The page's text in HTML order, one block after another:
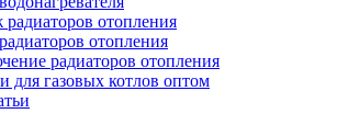
отопления
отопления
радиаторов отопления
для газовых котлов оптом